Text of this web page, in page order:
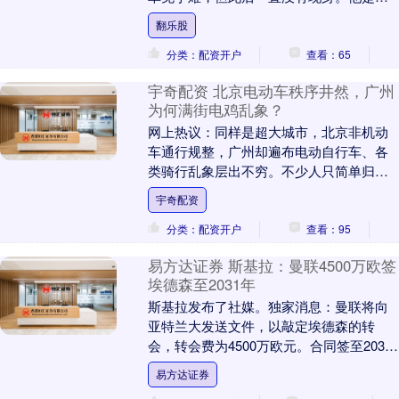
会出席父亲葬礼，受到高度关注。 伊朗已
故最高领袖....
翻乐股
分类：配资开户
查看：65
宇奇配资 北京电动车秩序井然，广州
为何满街电鸡乱象？
网上热议：同样是超大城市，北京非机动
车通行规整，广州却遍布电动自行车、各
类骑行乱象层出不穷。不少人只简单归咎
于骑行道路不足，但两地城市格局、产业
结构、人口底色、....
宇奇配资
分类：配资开户
查看：95
易方达证券 斯基拉：曼联4500万欧签
埃德森至2031年
斯基拉发布了社媒。独家消息：曼联将向
亚特兰大发送文件，以敲定埃德森的转
会，转会费为4500万欧元。合同签至2031
年，年薪500万欧元。....
易方达证券